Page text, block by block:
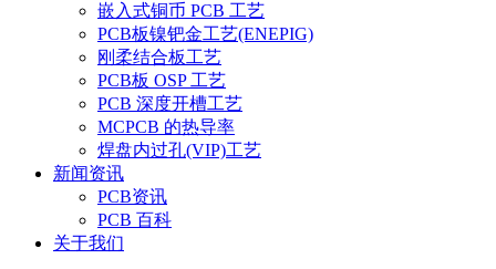
嵌入式铜币 PCB 工艺
PCB板镍钯金工艺(ENEPIG)
刚柔结合板工艺
PCB板 OSP 工艺
PCB 深度开槽工艺
MCPCB 的热导率
焊盘内过孔(VIP)工艺
新闻资讯
PCB资讯
PCB 百科
关于我们